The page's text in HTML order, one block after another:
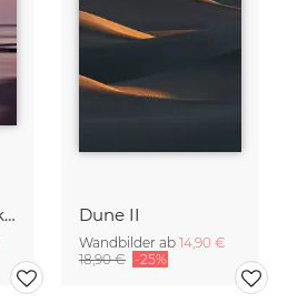
Purpura SeeStück No.18 Dune II
Wandbilder ab 14,90 €
18,90 € -25%